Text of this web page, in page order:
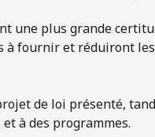
une plus grande
fournir et réduiront
de loi présenté,
à des programmes.